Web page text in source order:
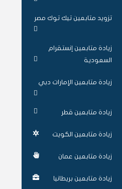
تزويد متابعين تيك توك مصر
زيادة متابعين إنستقرام
السعودية
زيادة متابعين الإمارات دبي
زيادة متابعين قطر
زيادة متابعين الكويت
زيادة متابعين عمان
زيادة متابعين بريطانيا